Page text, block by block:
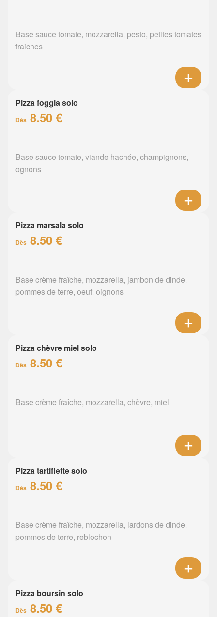
Base sauce tomate, mozzarella, pesto, petites tomates
fraiches
Pizza foggia solo
Dès 8.50 €
Base sauce tomate, viande hachée, champignons,
ognons
Pizza marsala solo
Dès 8.50 €
Base crème fraîche, mozzarella, jambon de dinde,
pommes de terre, oeuf, oignons
Pizza chèvre miel solo
Dès 8.50 €
Base crème fraîche, mozzarella, chèvre, miel
Pizza tartiflette solo
Dès 8.50 €
Base crème fraîche, mozzarella, lardons de dinde,
pommes de terre, reblochon
Pizza boursin solo
Dès 8.50 €